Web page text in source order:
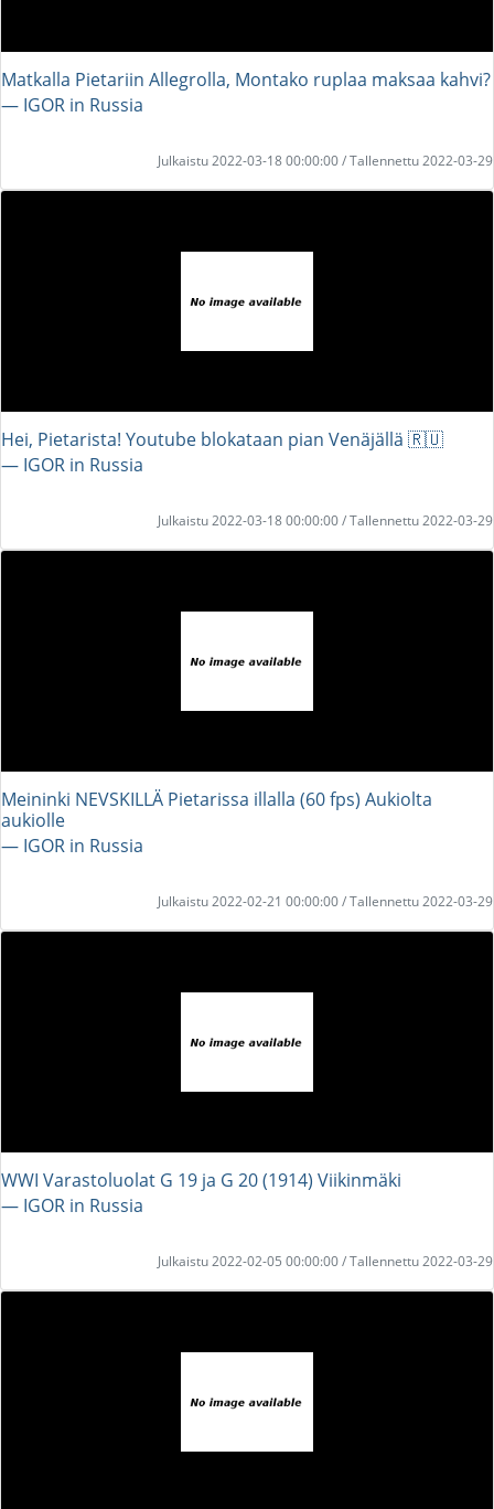
Matkalla Pietariin Allegrolla, Montako ruplaa maksaa kahvi?
― IGOR in Russia
Julkaistu 2022-03-18 00:00:00 / Tallennettu 2022-03-29
Hei, Pietarista! Youtube blokataan pian Venäjällä 🇷🇺
― IGOR in Russia
Julkaistu 2022-03-18 00:00:00 / Tallennettu 2022-03-29
Meininki NEVSKILLÄ Pietarissa illalla (60 fps) Aukiolta
aukiolle
― IGOR in Russia
Julkaistu 2022-02-21 00:00:00 / Tallennettu 2022-03-29
WWI Varastoluolat G 19 ja G 20 (1914) Viikinmäki
― IGOR in Russia
Julkaistu 2022-02-05 00:00:00 / Tallennettu 2022-03-29